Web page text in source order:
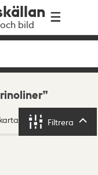
bild
Filtrera